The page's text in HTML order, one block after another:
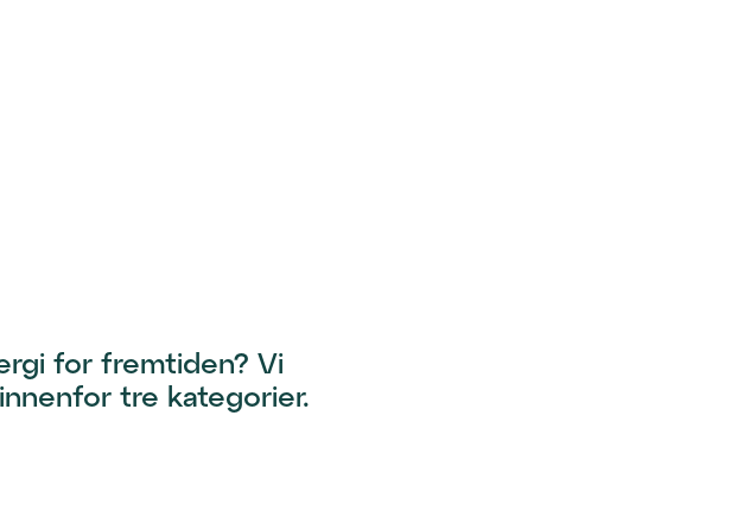
for fremtiden? Vi
tre kategorier.